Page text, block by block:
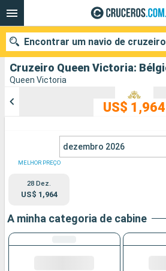
Queen Victoria
US$ 1,964
dezembro 2026
MELHOR PREÇO
28 Dez.
US$ 1,964
A minha categoria de cabine
Encontrar um navio de cruzeiro
Data de partida
Cidades